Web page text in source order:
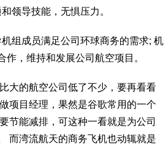
领导技能，无惧压力。
组成员满足公司环球商务的需求; 机
，维持和发展公司航空项目。
大的航空公司低了不少，要再看看
项目经理，果然是谷歌常用的一个
节能减排，可这种一看就是为公司
而湾流航天的商务飞机也动辄就是